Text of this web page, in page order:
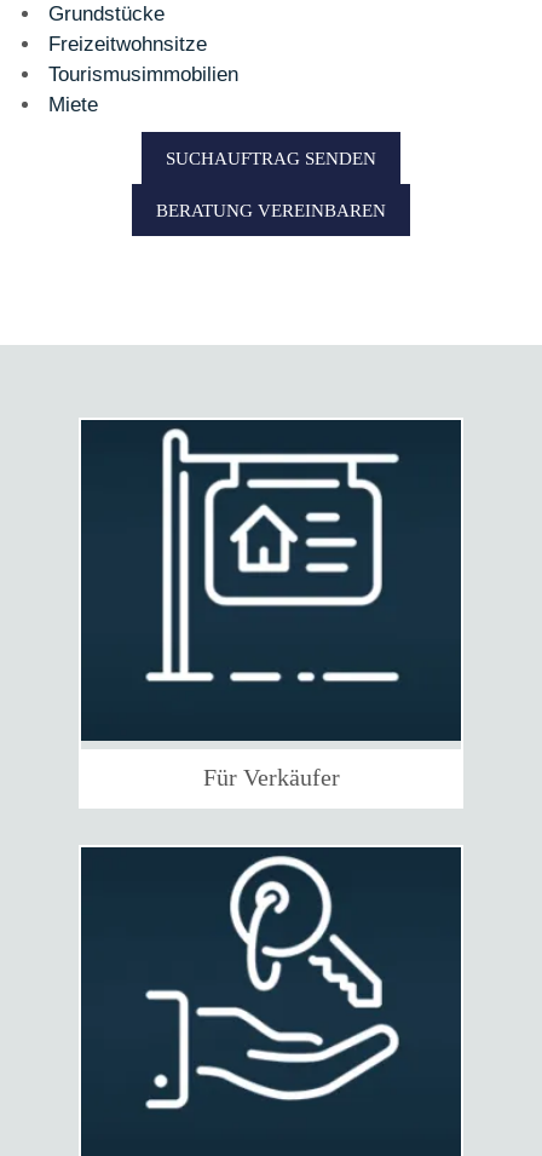
Grundstücke
Freizeitwohnsitze
Tourismusimmobilien
Miete
SUCHAUFTRAG SENDEN
BERATUNG VEREINBAREN
Für Verkäufer